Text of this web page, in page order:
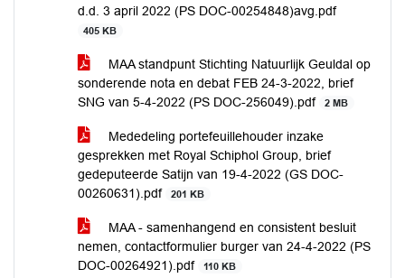
d.d. 3 april 2022 (PS DOC-00254848)avg.pdf
405 KB
MAA standpunt Stichting Natuurlijk Geuldal op
sonderende nota en debat FEB 24-3-2022, brief
SNG van 5-4-2022 (PS DOC-256049).pdf
2 MB
Mededeling portefeuillehouder inzake
gesprekken met Royal Schiphol Group, brief
gedeputeerde Satijn van 19-4-2022 (GS DOC-
00260631).pdf
201 KB
MAA - samenhangend en consistent besluit
nemen, contactformulier burger van 24-4-2022 (PS
DOC-00264921).pdf
110 KB